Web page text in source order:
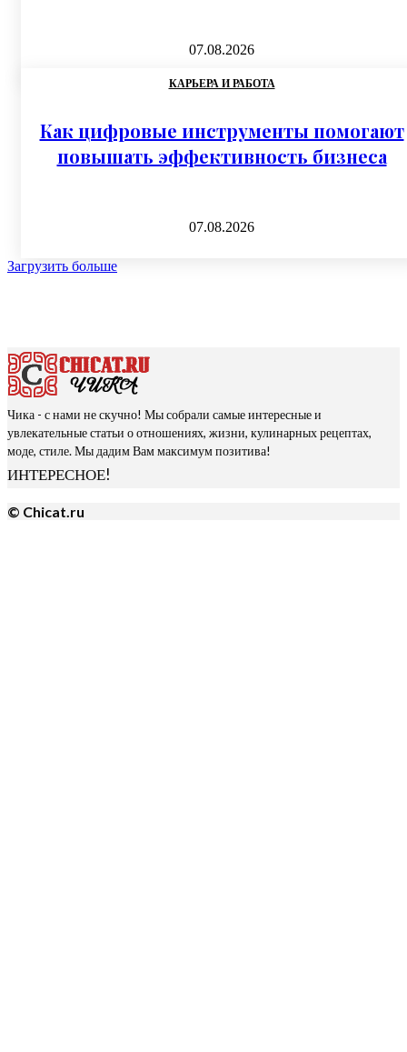
07.08.2026
КАРЬЕРА И РАБОТА
Как цифровые инструменты помогают
повышать эффективность бизнеса
07.08.2026
Загрузить больше
Чика - с нами не скучно! Мы собрали самые интересные и
увлекательные статьи о отношениях, жизни, кулинарных рецептах,
моде, стиле. Мы дадим Вам максимум позитива!
ИНТЕРЕСНОЕ!
© Chicat.ru